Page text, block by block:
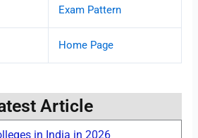
Exam Pattern
Home Page
Article
in India in 2026